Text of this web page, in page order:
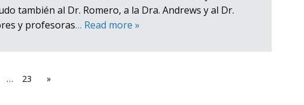
también al Dr. Romero, a la Dra. Andrews y al Dr.
y profesoras… Read more »
… 23 »